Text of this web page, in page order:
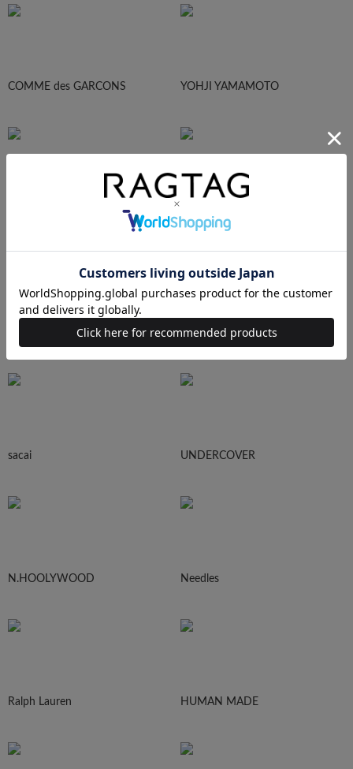
COMME des GARCONS YOHJI YAMAMOTO
Maison MIHARA YASUHIRO
sacai UNDERCOVER
N.HOOLYWOOD Needles
Ralph Lauren HUMAN MADE